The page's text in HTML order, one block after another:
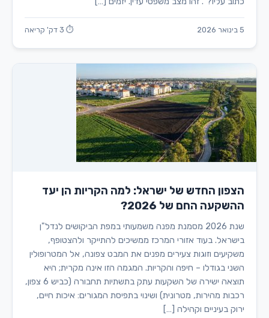
5 בינואר 2026 ⏱ 3 דק' קריאה
הצפון החדש של ישראל: למה הקריות הן יעד
ההשקעה החם של 2026?
שנת 2026 מסמנת מפנה משמעותי במפת הביקושים לנדל"ן
בישראל. בעוד אזורי המרכז ממשיכים להתייקר ולהצטופף,
משקיעים וזוגות צעירים מפנים את המבט צפונה, אל המטרופולין
השני בגודלו – חיפה והקריות. המגמה הזו אינה מקרית; היא
תוצאה ישירה של השקעות עתק בתשתיות תחבורה (כביש 6 צפון,
רכבות מהירות, מטרונית) ושינוי בתפיסת המגורים: איכות חיים,
ירוק בעיניים וקהילה […]